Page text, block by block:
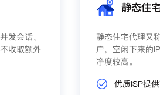
发会话、
收取额外
静态住
静态住宅代理又
户，空闲下来的
净度较高。
优质ISP提